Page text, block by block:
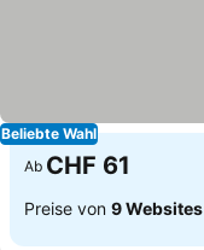
Beliebte Wahl
Ab CHF 61
Preise von 9 Websites